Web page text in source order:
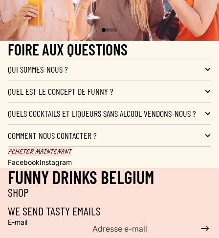
FOIRE AUX QUESTIONS
QUI SOMMES-NOUS ?
QUEL EST LE CONCEPT DE FUNNY ?
QUELS COCKTAILS ET LIQUEURS SANS ALCOOL VENDONS-NOUS ?
COMMENT NOUS CONTACTER ?
ACHETER MAINTENANT
FacebookInstagram
FUNNY DRINKS BELGIUM
SHOP
WE SEND TASTY EMAILS
E-mail
Politique de confidentialité